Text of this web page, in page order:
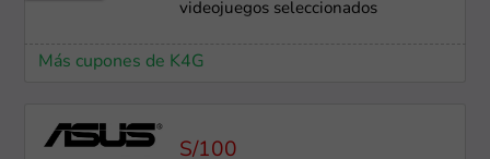
videojuegos seleccionados
Más cupones de K4G
S/100